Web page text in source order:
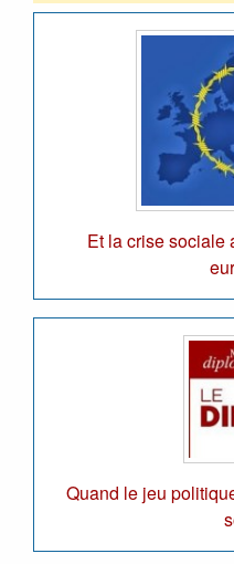
Et la crise sociale
Quand le jeu